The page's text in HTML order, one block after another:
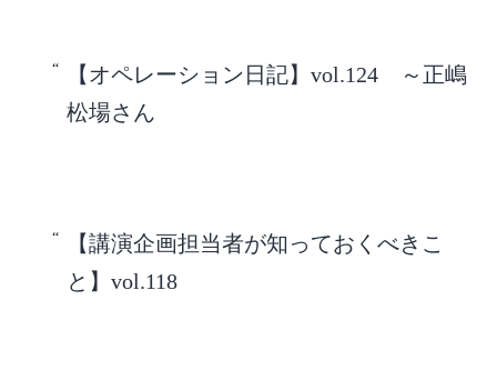
【オペレーション日記】vol.124 ～正嶋
松場さん
【講演企画担当者が知っておくべきこ
と】vol.118